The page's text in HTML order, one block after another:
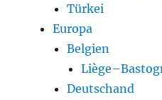
Türkei
Europa
Belgien
Deutschand